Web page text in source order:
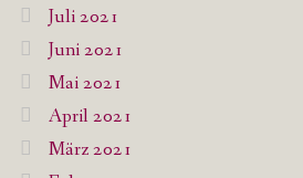
Juli 2021
Juni 2021
Mai 2021
April 2021
März 2021